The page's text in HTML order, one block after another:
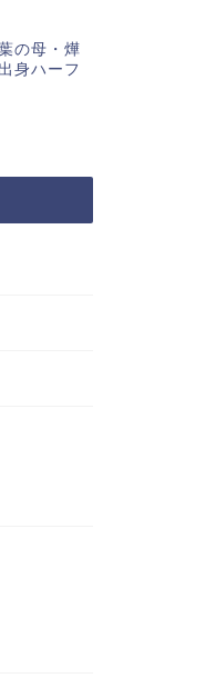
？絵
で
顔
ス
の母・燁
身ハーフ